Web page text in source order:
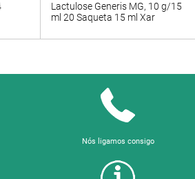
Lactulose Generis MG, 10 g/15
ml 20 Saqueta 15 ml Xar
Nós ligamos consigo